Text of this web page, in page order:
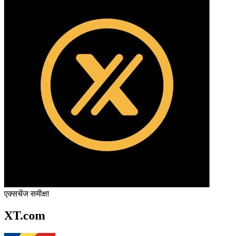
एक्सचेंज समीक्षा
XT.com